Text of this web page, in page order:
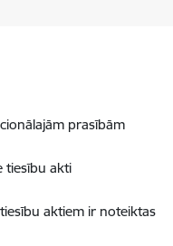
prasībām
tiesību akti
aktiem ir noteiktas